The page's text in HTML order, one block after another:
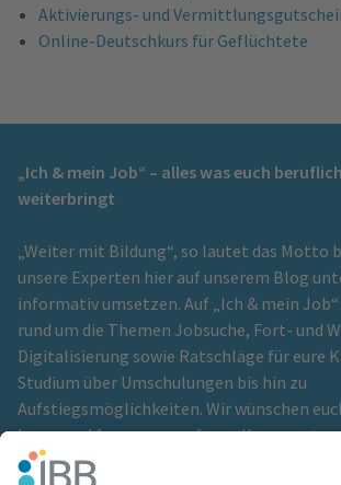
Aktivierungs- und
Online-Deutschkurs für Geflüchtete
„Ich & mein Job“ – alles was euch
weiterbringt
„Weiter mit Bildung“, so lautet das Motto
unsere Experten hier auf unserem Blog
informativ umsetzen. Auf „Ich & mein
rund um die Themen Jobsuche, Fort- und
Digitalisierung sowie Ratschläge für eure
Studium über Umschulungen bis hin zu
Aufstiegsmöglichkeiten. Wir wünschen
Lesen und freuen uns auf eure